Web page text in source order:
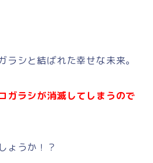
ラシと結ばれた幸せな未来。
ガラシが消滅してしまうので
ょうか！？